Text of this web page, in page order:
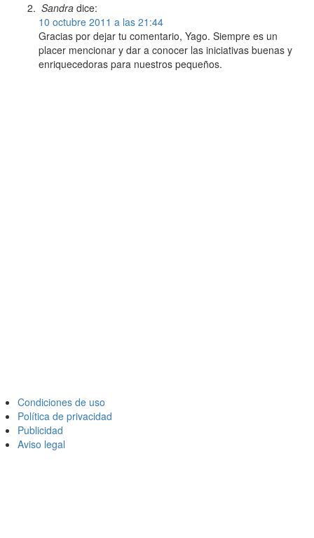
Sandra dice:
10 octubre 2011 a las 21:44
Gracias por dejar tu comentario, Yago. Siempre es un
placer mencionar y dar a conocer las iniciativas buenas y
enriquecedoras para nuestros pequeños.
Condiciones de uso
Política de privacidad
Publicidad
Aviso legal